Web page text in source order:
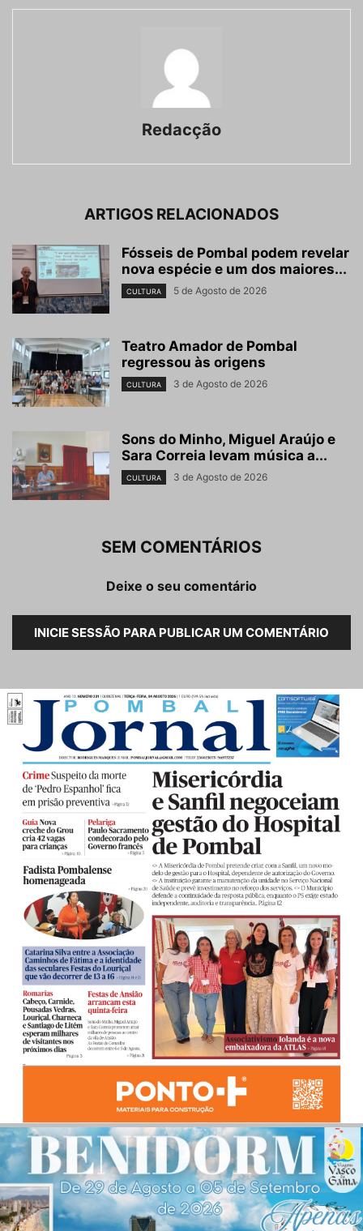
Redacção
ARTIGOS RELACIONADOS
Fósseis de Pombal podem revelar
nova espécie e um dos maiores...
CULTURA 5 de Agosto de 2026
Teatro Amador de Pombal
regressou às origens
CULTURA 3 de Agosto de 2026
Sons do Minho, Miguel Araújo e
Sara Correia levam música a...
CULTURA 3 de Agosto de 2026
SEM COMENTÁRIOS
Deixe o seu comentário
INICIE SESSÃO PARA PUBLICAR UM COMENTÁRIO